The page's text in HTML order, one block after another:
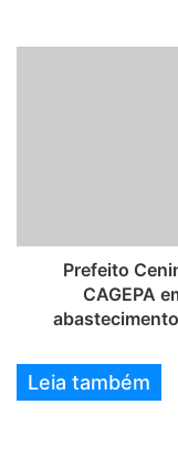
Prefeito
CAGEPA
Leia também